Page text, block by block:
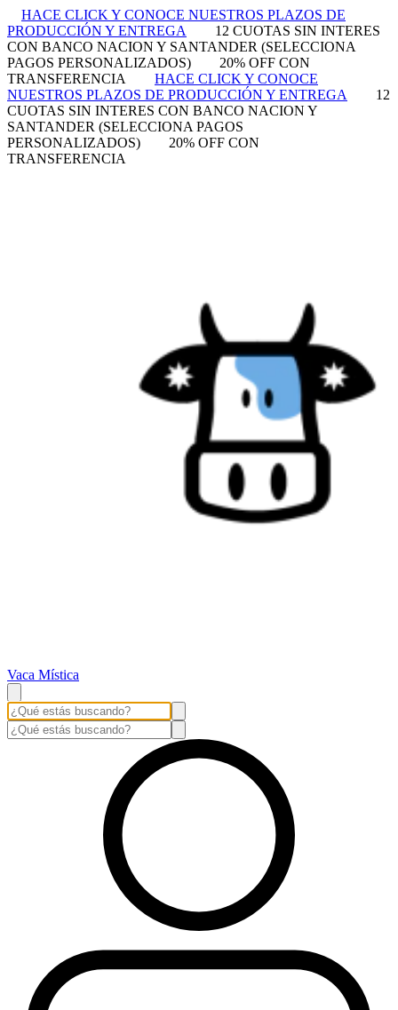
HACE CLICK Y CONOCE NUESTROS PLAZOS DE
PRODUCCIÓN Y ENTREGA
12 CUOTAS SIN INTERES
CON BANCO NACION Y SANTANDER (SELECCIONA
PAGOS PERSONALIZADOS)
20% OFF CON
TRANSFERENCIA
HACE CLICK Y CONOCE
NUESTROS PLAZOS DE PRODUCCIÓN Y ENTREGA
12
CUOTAS SIN INTERES CON BANCO NACION Y
SANTANDER (SELECCIONA PAGOS
PERSONALIZADOS)
20% OFF CON
TRANSFERENCIA
Vaca Mística